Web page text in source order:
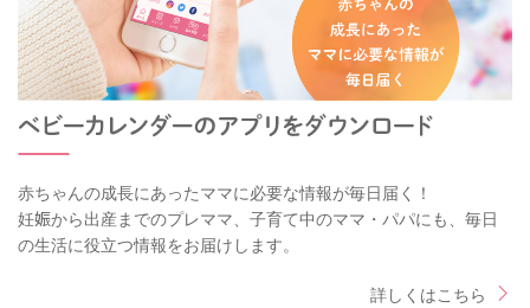
赤ちゃんの成長にあったママに必要な情報が毎日届く！
妊娠から出産までのプレママ、子育て中のママ・パパにも、毎日
の生活に役立つ情報をお届けします。
詳しくはこちら